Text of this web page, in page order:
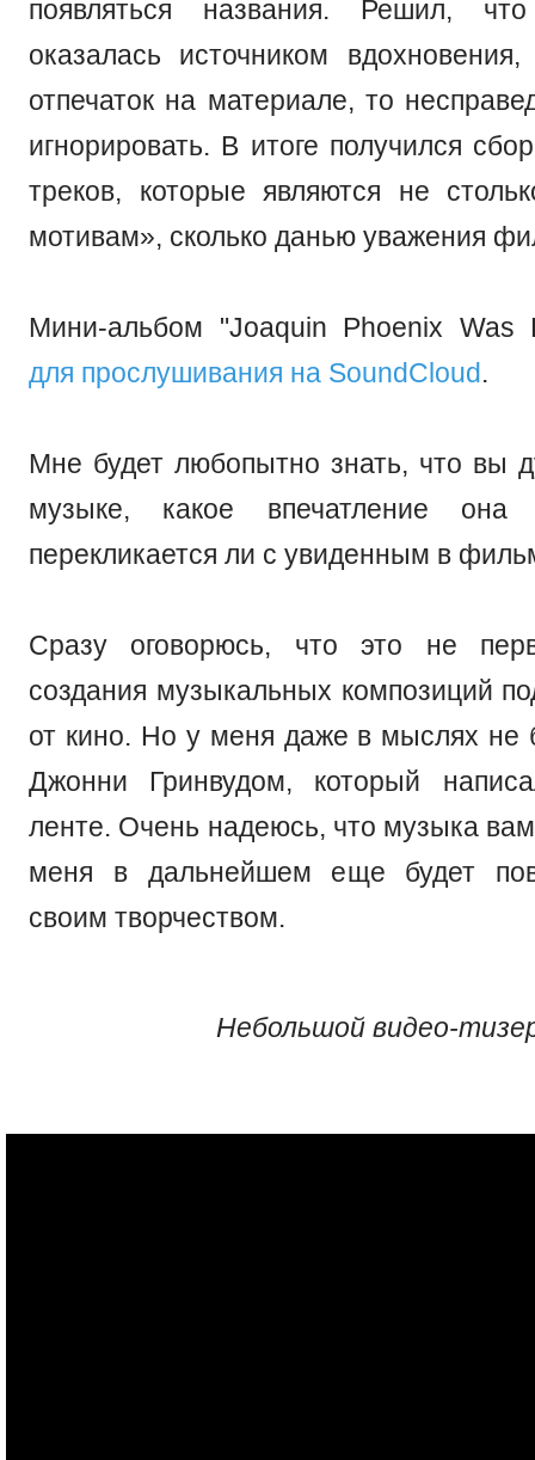
появляться названия. Решил,
оказалась источником
отпечаток на материале, то
игнорировать. В итоге получился
треков, которые являются не
мотивам», сколько данью уважения
Мини-альбом "Joaquin Phoenix
для прослушивания на SoundCloud.
Мне будет любопытно знать, что вы
музыке, какое впечатление она
перекликается ли с увиденным в
Сразу оговорюсь, что это не
создания музыкальных композиций
от кино. Но у меня даже в мыслях не
Джонни Гринвудом, который
ленте. Очень надеюсь, что музыка
меня в дальнейшем еще будет
своим творчеством.
Небольшой видео-